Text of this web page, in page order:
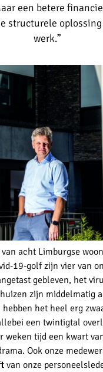
een betere
structurele
werk.”
acht Limburgse
19-golf zijn vier van
gebleven, het
zijn middelmatig
het heel erg
een twintigtal
weken tijd een kwart
Ook onze
van onze